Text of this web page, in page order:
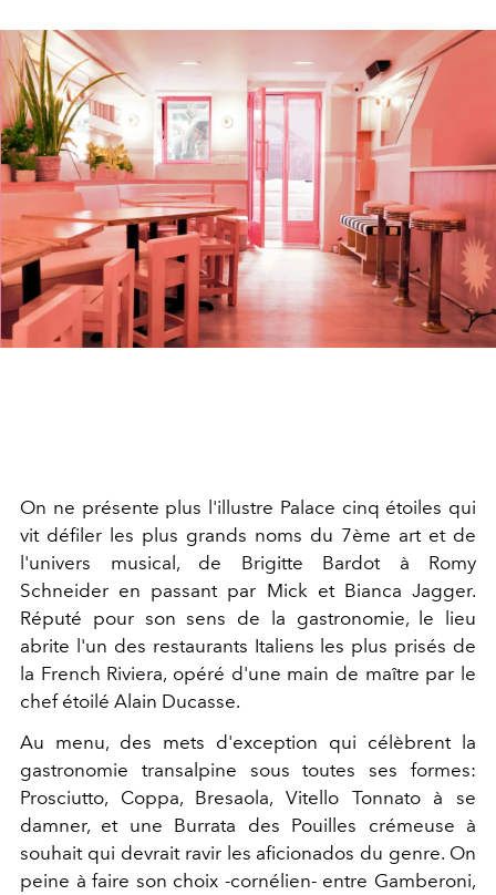
On ne présente plus l'illustre Palace cinq étoiles qui
vit défiler les plus grands noms du 7ème art et de
l'univers musical, de Brigitte Bardot à Romy
Schneider en passant par Mick et Bianca Jagger.
Réputé pour son sens de la gastronomie, le lieu
abrite l'un des restaurants Italiens les plus prisés de
la French Riviera, opéré d'une main de maître par le
chef étoilé Alain Ducasse.
Au menu, des mets d'exception qui célèbrent la
gastronomie transalpine sous toutes ses formes:
Prosciutto, Coppa, Bresaola, Vitello Tonnato à se
damner, et une Burrata des Pouilles crémeuse à
souhait qui devrait ravir les aficionados du genre. On
peine à faire son choix -cornélien- entre Gamberoni,